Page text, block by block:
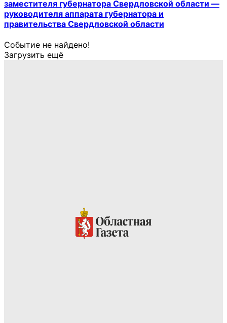
заместителя губернатора Свердловской области —
руководителя аппарата губернатора и
правительства Свердловской области
Событие не найдено!
Загрузить ещё